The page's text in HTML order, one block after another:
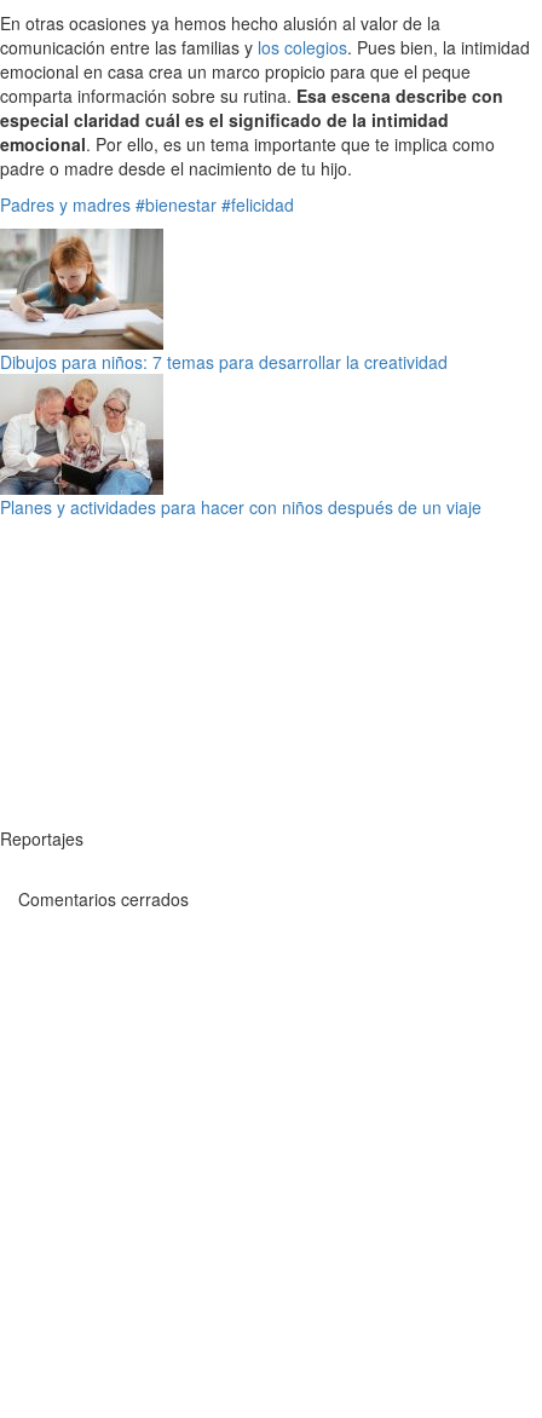
En otras ocasiones ya hemos hecho alusión al valor de la
comunicación entre las familias y los colegios. Pues bien, la intimidad
emocional en casa crea un marco propicio para que el peque
comparta información sobre su rutina. Esa escena describe con
especial claridad cuál es el significado de la intimidad
emocional. Por ello, es un tema importante que te implica como
padre o madre desde el nacimiento de tu hijo.
Padres y madres #bienestar #felicidad
Dibujos para niños: 7 temas para desarrollar la creatividad
Planes y actividades para hacer con niños después de un viaje
Reportajes
Comentarios cerrados